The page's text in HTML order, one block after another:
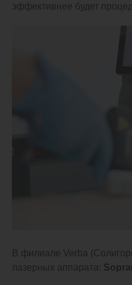
эффективнее будет
В филиале Verba
лазерных аппарата: